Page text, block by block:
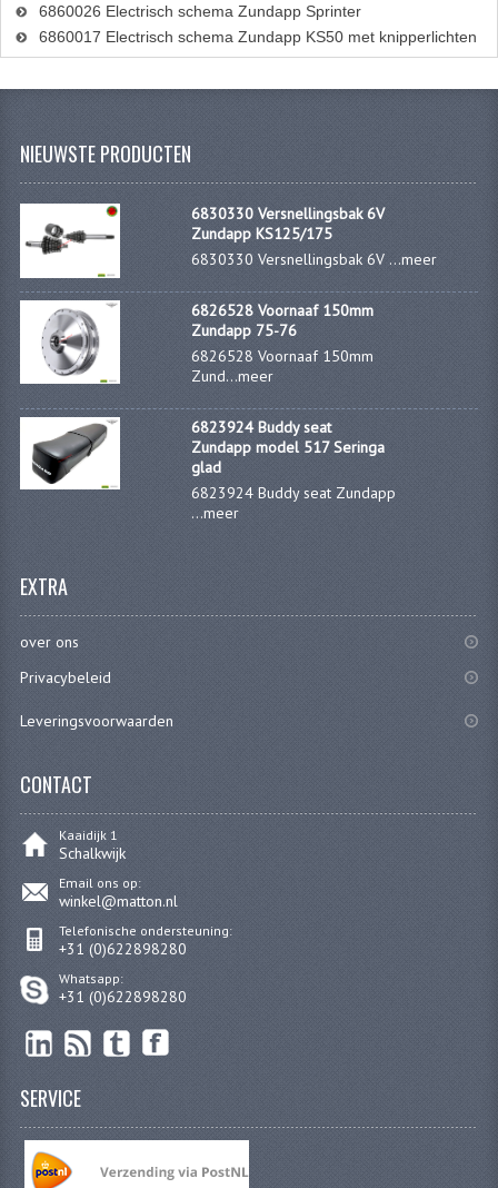
6860026 Electrisch schema Zundapp Sprinter
6860017 Electrisch schema Zundapp KS50 met knipperlichten
NIEUWSTE PRODUCTEN
6830330 Versnellingsbak 6V
Zundapp KS125/175
6830330 Versnellingsbak 6V ...meer
6826528 Voornaaf 150mm
Zundapp 75-76
6826528 Voornaaf 150mm
Zund...meer
6823924 Buddy seat
Zundapp model 517 Seringa
glad
6823924 Buddy seat Zundapp
...meer
EXTRA
over ons
Privacybeleid
Leveringsvoorwaarden
CONTACT
Kaaidijk 1
Schalkwijk
Email ons op:
winkel@matton.nl
Telefonische ondersteuning:
+31 (0)622898280
Whatsapp:
+31 (0)622898280
SERVICE